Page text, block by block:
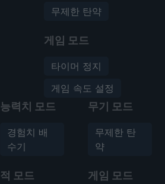
무제한 탄약
게임 모드
타이머 정지
게임 속도 설정
능력치 모드
경험치 배
수기
적 모드
무기 모드
무제한 탄
약
게임 모드